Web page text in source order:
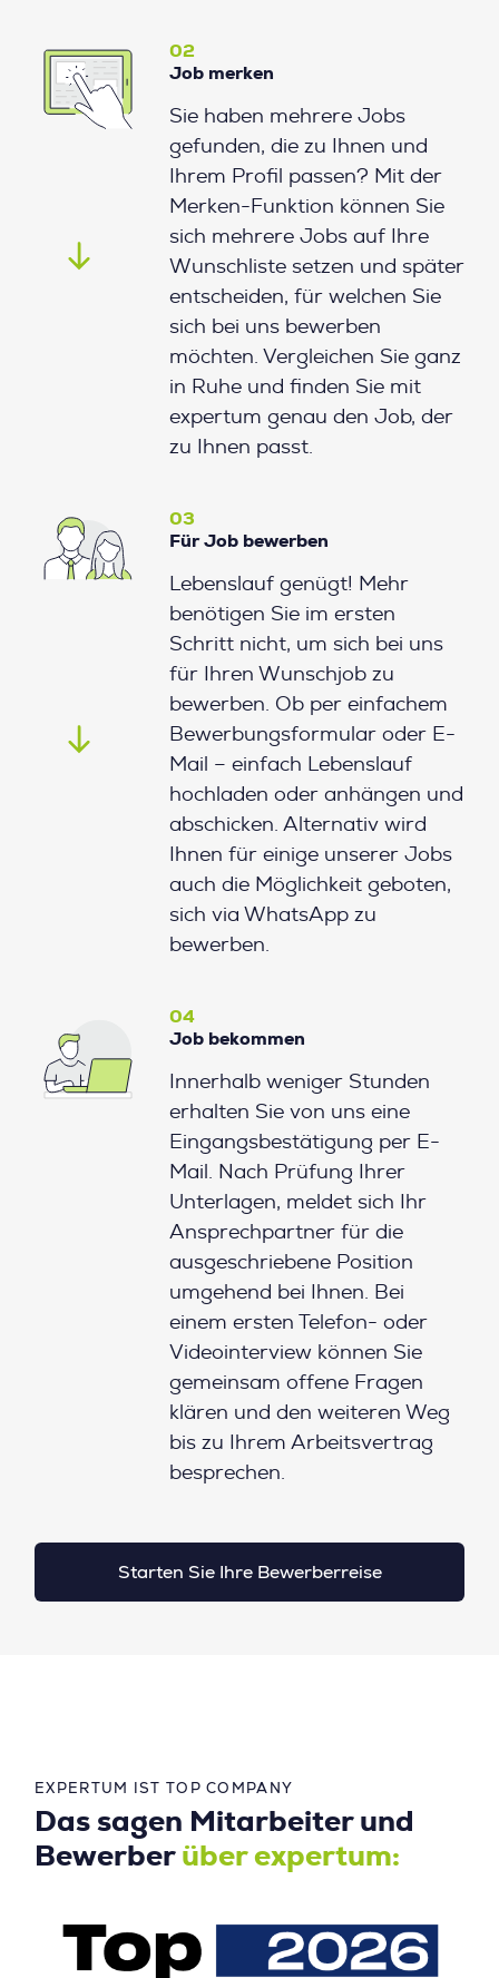
02
Job merken
Sie haben mehrere Jobs
gefunden, die zu Ihnen und
Ihrem Profil passen? Mit der
Merken-Funktion können Sie
sich mehrere Jobs auf Ihre
Wunschliste setzen und später
entscheiden, für welchen Sie
sich bei uns bewerben
möchten. Vergleichen Sie ganz
in Ruhe und finden Sie mit
expertum genau den Job, der
zu Ihnen passt.
03
Für Job bewerben
Lebenslauf genügt! Mehr
benötigen Sie im ersten
Schritt nicht, um sich bei uns
für Ihren Wunschjob zu
bewerben. Ob per einfachem
Bewerbungsformular oder E-
Mail – einfach Lebenslauf
hochladen oder anhängen und
abschicken. Alternativ wird
Ihnen für einige unserer Jobs
auch die Möglichkeit geboten,
sich via WhatsApp zu
bewerben.
04
Job bekommen
Innerhalb weniger Stunden
erhalten Sie von uns eine
Eingangsbestätigung per E-
Mail. Nach Prüfung Ihrer
Unterlagen, meldet sich Ihr
Ansprechpartner für die
ausgeschriebene Position
umgehend bei Ihnen. Bei
einem ersten Telefon- oder
Videointerview können Sie
gemeinsam offene Fragen
klären und den weiteren Weg
bis zu Ihrem Arbeitsvertrag
besprechen.
Starten Sie Ihre Bewerberreise
EXPERTUM IST TOP COMPANY
Das sagen Mitarbeiter und
Bewerber über expertum: